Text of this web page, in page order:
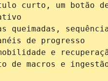
curto, um botão
de progresso
e
de macros e